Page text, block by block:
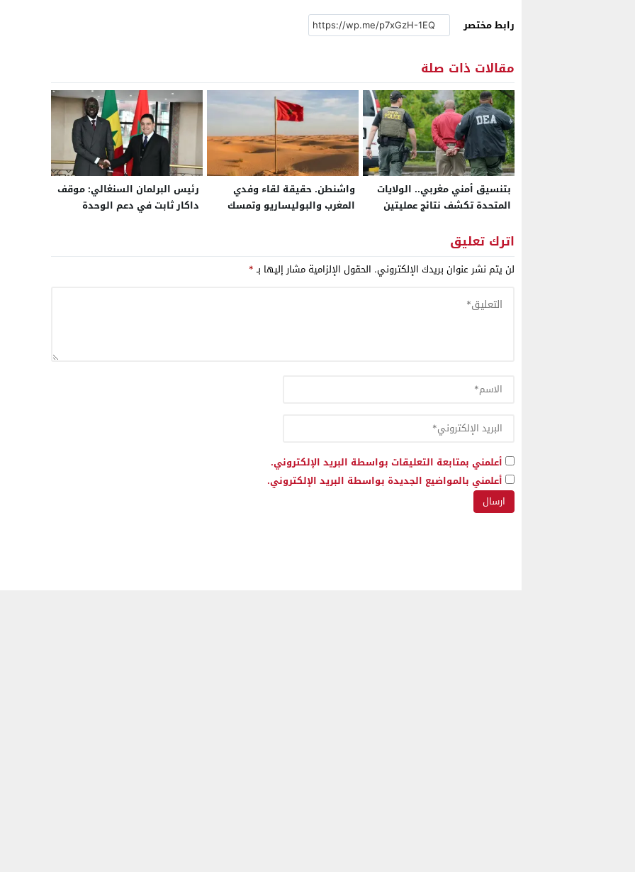
رابط مختصر
مقالات ذات صلة
بتنسيق أمني مغربي.. الولايات
المتحدة تكشف نتائج عمليتين
ومخدرات مرتبطة بكارتلات
ومنظمات مصنفة إرهابية
واشنطن. حقيقة لقاء وفدي
المغرب والبوليساريو وتمسك
رئيس البرلمان السنغالي: موقف
داكار ثابت في دعم الوحدة
اترك تعليق
لن يتم نشر عنوان بريدك الإلكتروني. الحقول الإلزامية مشار إليها بـ*
أعلمني بمتابعة التعليقات بواسطة البريد الإلكتروني.
أعلمني بالمواضيع الجديدة بواسطة البريد الإلكتروني.